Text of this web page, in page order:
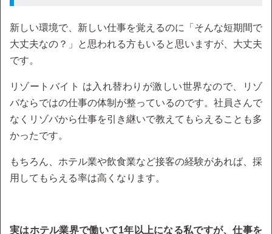
新しい環境で、新しい仕事を覚えるのに「そんな短期間で
大丈夫なの？」と思われる方もいると思いますが、大丈夫
です。
リゾートバイト は入れ替わりが激しい世界なので、リゾ
バならではの仕事の体制が整っているのです。社員さんで
なくリゾバから仕事を引き継いで教えてもらえることも多
かったです。
もちろん、ホテル業や飲食業など接客の経験があれば、採
用してもらえる率は高くなります。
実はホテル業界で働いて1年以上になる私ですが、仕事を